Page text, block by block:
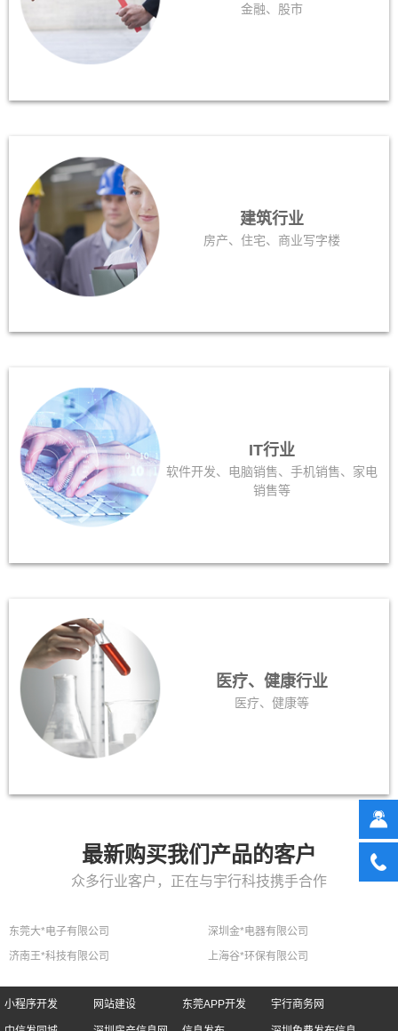
金融、股市
建筑行业
房产、住宅、商业写字楼
IT行业
软件开发、电脑销售、手机销售、家电
销售等
医疗、健康行业
医疗、健康等
最新购买我们产品的客户
众多行业客户，正在与宇行科技携手合作
东莞大*电子有限公司
深圳金*电器有限公司
济南王*科技有限公司
上海谷*环保有限公司
小程序开发 网站建设 东莞APP开发 宇行商务网